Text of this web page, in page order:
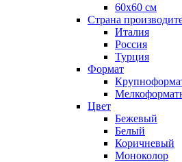
60x60 см
Страна
Италия
Россия
Турция
Формат
Цвет
Бежевый
Белый
Коричневый
Моноколор